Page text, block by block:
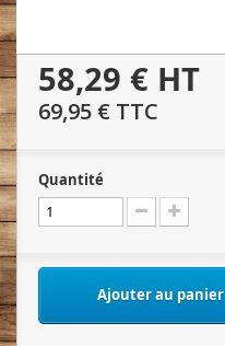
58,29 € HT
69,95 € TTC
Quantité
Ajouter au panier